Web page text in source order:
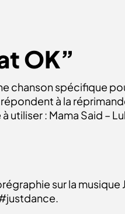
OK”
chanson spécifique
à la
utiliser : Mama Said –
sur la musique
#justdance.